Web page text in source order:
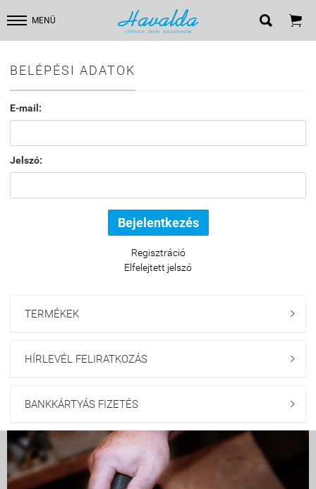
MENÜ  
BELÉPÉSI ADATOK
E-mail:
Jelszó:
Regisztráció
Elfelejtett jelszó
TERMÉKEK 
HÍRLEVÉL FELIRATKOZÁS 
BANKKÁRTYÁS FIZETÉS 